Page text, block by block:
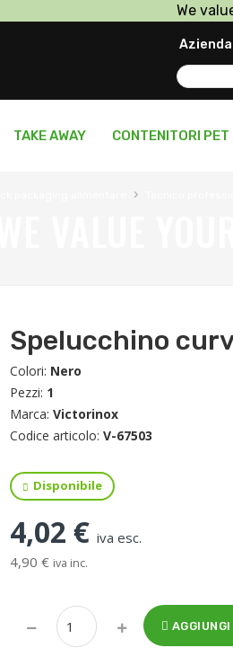
We
Azienda
TAKE AWAY CONTENITORI PET
›
Spelucchino
Colori: Nero
Pezzi: 1
Marca: Victorinox
Codice articolo: V-67503
Disponibile
4,02 € iva esc.
4,90 € iva inc.